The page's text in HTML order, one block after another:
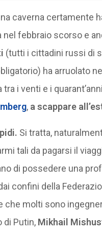
caverna certamente
nel febbraio scorso e
(tutti i cittadini russi di
ha arruolato
i venti e i
,a scappare
Si tratta,
tali da pagarsi il
di possedere una
confini della
che molti sono
di Putin, Mikhail